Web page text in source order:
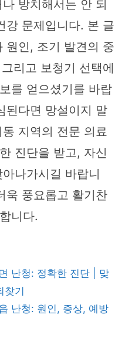
방치해서는 안 되
강 문제입니다. 본 글
원인, 조기 발견의 중
리고 보청기 선택에
를 얻으셨기를 바랍
된다면 망설이지 말
지역의 전문 의료
진단을 받고, 자신
나가시길 바랍니
욱 풍요롭고 활기찬
니다.
난청: 정확한 진단 | 맞
찾기
난청: 원인, 증상, 예방